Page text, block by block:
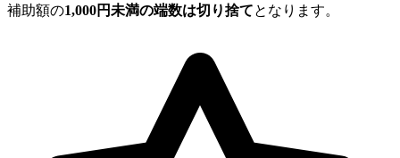
補助額の1,000円未満の端数は切り捨てとなります。